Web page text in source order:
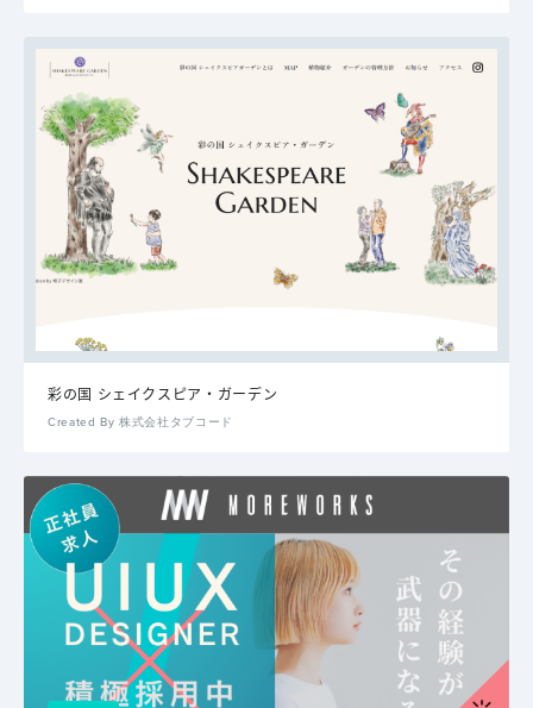
彩の国 シェイクスピア・ガーデン
Created By 株式会社タブコード